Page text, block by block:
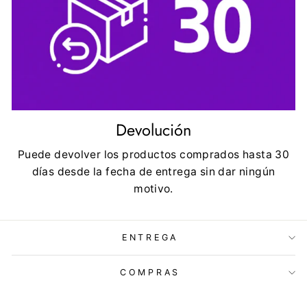
Devolución
Puede devolver los productos comprados hasta 30
días desde la fecha de entrega sin dar ningún
motivo.
ENTREGA
COMPRAS